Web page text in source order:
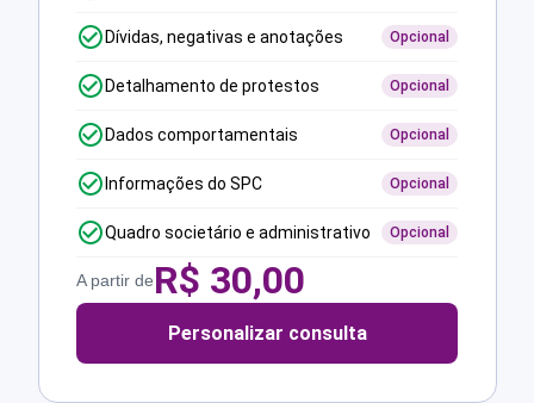
Dívidas, negativas e anotações Opcional
Detalhamento de protestos Opcional
Dados comportamentais Opcional
Informações do SPC Opcional
Quadro societário e administrativo Opcional
A partir deR$ 30,00
Personalizar consulta